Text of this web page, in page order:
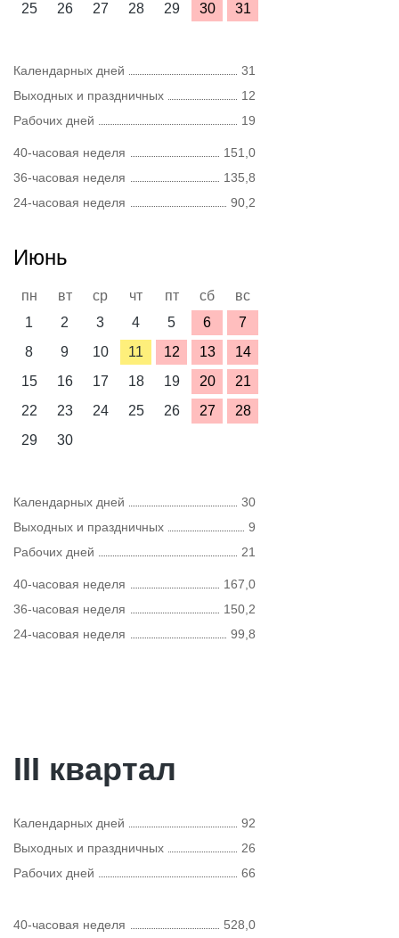
25
26 27 28 29 30 31
Календарных дней
31
Выходных и праздничных
12
Рабочих дней
19
40-часовая неделя
151,0
36-часовая неделя
135,8
24-часовая неделя
90,2
Июнь
пн вт ср чт пт сб
вс
1
2 3 4 5 6
7
8
9 10 11 12 13
14
15
16 17 18 19 20
21
22
23 24 25 26 27
28
29
30
Календарных дней
30
Выходных и праздничных
9
Рабочих дней
21
40-часовая неделя
167,0
36-часовая неделя
150,2
24-часовая неделя
99,8
III квартал
Календарных дней
92
Выходных и праздничных
26
Рабочих дней
66
40-часовая неделя 528,0